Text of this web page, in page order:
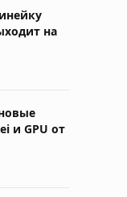
на
и GPU от